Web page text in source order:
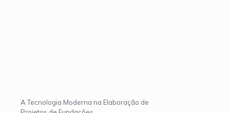
A Tecnologia Moderna na Elaboração de